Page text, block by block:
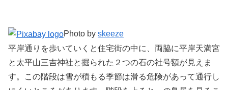
Photo by skeeze
平岸通りを歩いていくと住宅街の中に、両脇に平岸天満宮
と太平山三吉神社と掘られた２つの石の社号額が見えま
す。この階段は雪が積もる季節は滑る危険があって通行し